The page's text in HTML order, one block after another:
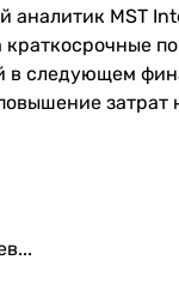
аналитик MST
краткосрочные
в следующем
затрат